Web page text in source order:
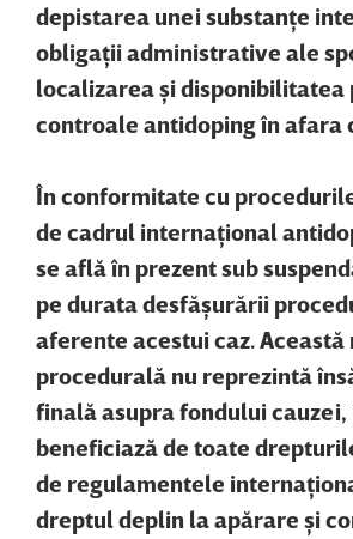
depistarea unei substanţe
obligaţii administrative ale
localizarea şi disponibilitatea
controale antidoping în afara
În conformitate cu
de cadrul internaţional
se află în prezent sub
pe durata desfăşurării
aferente acestui caz. Această
procedurală nu reprezintă
finală asupra fondului
beneficiază de toate
de regulamentele
dreptul deplin la apărare şi